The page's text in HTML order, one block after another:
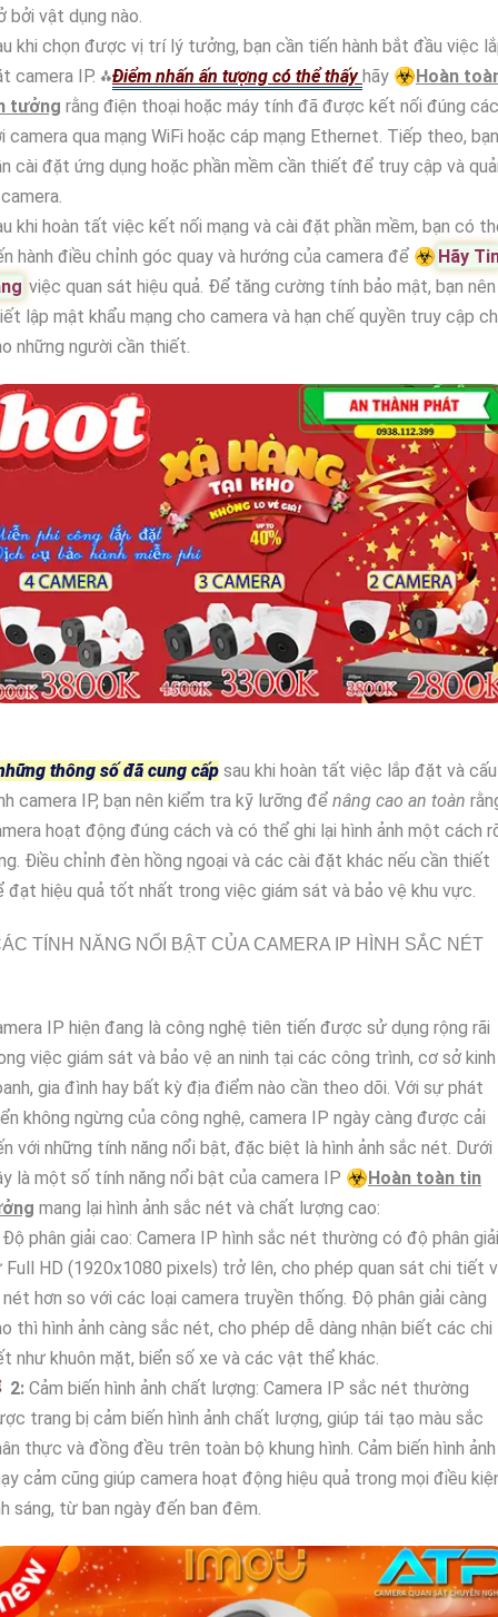
bởi vật dụng nào.
khi chọn được vị trí lý tưởng, bạn cần tiến hành bắt đầu việc
camera IP. ⁂Điểm nhấn ấn tượng có thể thấy hãy ☣️ Hoàn
tưởng rằng điện thoại hoặc máy tính đã được kết nối đúng
camera qua mạng WiFi hoặc cáp mạng Ethernet. Tiếp theo, bạn
cài đặt ứng dụng hoặc phần mềm cần thiết để truy cập và
khi hoàn tất việc kết nối mạng và cài đặt phần mềm, bạn có
hành điều chỉnh góc quay và hướng của camera để ☣️ Hãy
việc quan sát hiệu quả. Để tăng cường tính bảo mật, bạn nên
lập mật khẩu mạng cho camera và hạn chế quyền truy cập
những người cần thiết.
thông số đã cung cấp sau khi hoàn tất việc lắp đặt và cấu
camera IP, bạn nên kiểm tra kỹ lưỡng để nâng cao an toàn
hoạt động đúng cách và có thể ghi lại hình ảnh một cách
Điều chỉnh đèn hồng ngoại và các cài đặt khác nếu cần thiết
đạt hiệu quả tốt nhất trong việc giám sát và bảo vệ khu vực.
TÍNH NĂNG NỔI BẬT CỦA CAMERA IP HÌNH SẮC NÉT
IP hiện đang là công nghệ tiên tiến được sử dụng rộng rãi
việc giám sát và bảo vệ an ninh tại các công trình, cơ sở kinh
gia đình hay bất kỳ địa điểm nào cần theo dõi. Với sự phát
không ngừng của công nghệ, camera IP ngày càng được cải
với những tính năng nổi bật, đặc biệt là hình ảnh sắc nét. Dưới
là một số tính năng nổi bật của camera IP ☣️ Hoàn toàn tin
mang lại hình ảnh sắc nét và chất lượng cao:
phân giải cao: Camera IP hình sắc nét thường có độ phân giải
HD (1920x1080 pixels) trở lên, cho phép quan sát chi tiết
hơn so với các loại camera truyền thống. Độ phân giải càng
thì hình ảnh càng sắc nét, cho phép dễ dàng nhận biết các chi
như khuôn mặt, biển số xe và các vật thể khác.
2: Cảm biến hình ảnh chất lượng: Camera IP sắc nét thường
trang bị cảm biến hình ảnh chất lượng, giúp tái tạo màu sắc
thực và đồng đều trên toàn bộ khung hình. Cảm biến hình ảnh
cảm cũng giúp camera hoạt động hiệu quả trong mọi điều
sáng, từ ban ngày đến ban đêm.